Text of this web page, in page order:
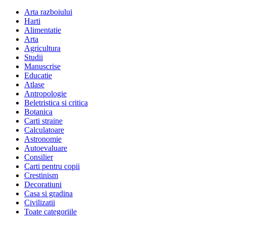
Arta razboiului
Harti
Alimentatie
Arta
Agricultura
Studii
Manuscrise
Educatie
Atlase
Antropologie
Beletristica si critica
Botanica
Carti straine
Calculatoare
Astronomie
Autoevaluare
Consilier
Carti pentru copii
Crestinism
Decoratiuni
Casa si gradina
Civilizatii
Toate categoriile